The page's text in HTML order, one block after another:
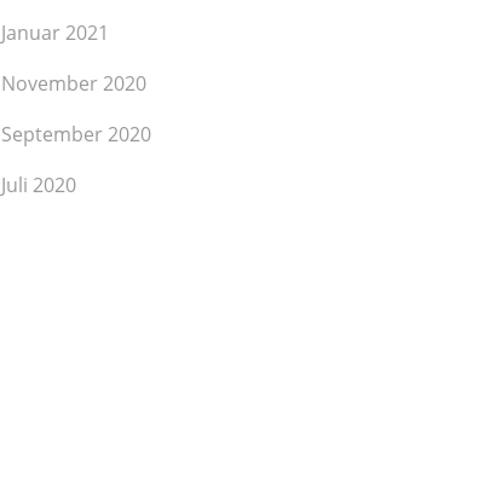
Januar 2021
November 2020
September 2020
Juli 2020